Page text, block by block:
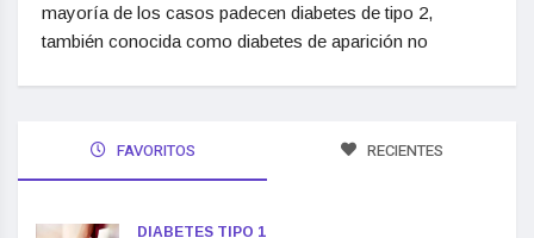
mayoría de los casos padecen diabetes de tipo 2,
también conocida como diabetes de aparición no
FAVORITOS RECIENTES
DIABETES TIPO 1